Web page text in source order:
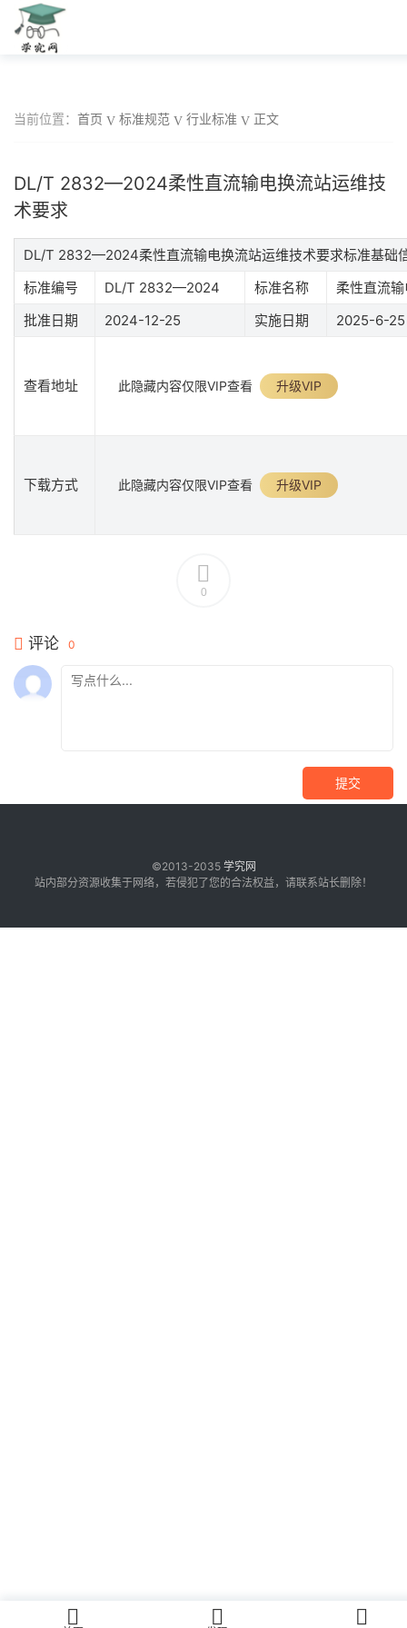
当前位置： 首页 标准规范 行业标准 正文
DL/T 2832—2024柔性直流输电换流站运维技
术要求
DL/T 2832—2024柔性直流输电换流站运维技术要求标准基础
标准编号
DL/T 2832—2024 标准名称
柔性直流
批准日期
2024-12-25 实施日期 2025-6-25
查看地址 此隐藏内容仅限VIP查看 升级VIP
下载方式 此隐藏内容仅限VIP查看 升级VIP
0
评论 0
提交
©2013-2035 学究网
站内部分资源收集于网络，若侵犯了您的合法权益，请联系站长删除！